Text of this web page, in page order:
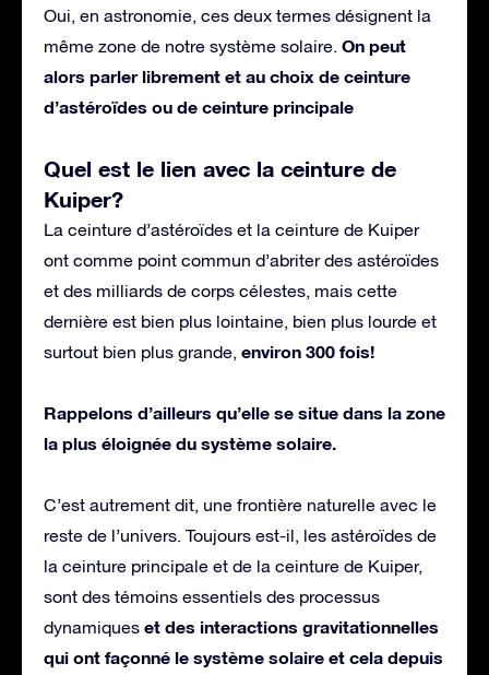
Oui, en astronomie, ces deux termes désignent la
même zone de notre système solaire. On peut
alors parler librement et au choix de ceinture
d’astéroïdes ou de ceinture principale
Quel est le lien avec la ceinture de
Kuiper?
La ceinture d’astéroïdes et la ceinture de Kuiper
ont comme point commun d’abriter des astéroïdes
et des milliards de corps célestes, mais cette
dernière est bien plus lointaine, bien plus lourde et
surtout bien plus grande, environ 300 fois!
Rappelons d’ailleurs qu’elle se situe dans la zone
la plus éloignée du système solaire.
C’est autrement dit, une frontière naturelle avec le
reste de l’univers. Toujours est-il, les astéroïdes de
la ceinture principale et de la ceinture de Kuiper,
sont des témoins essentiels des processus
dynamiques et des interactions gravitationnelles
qui ont façonné le système solaire et cela depuis